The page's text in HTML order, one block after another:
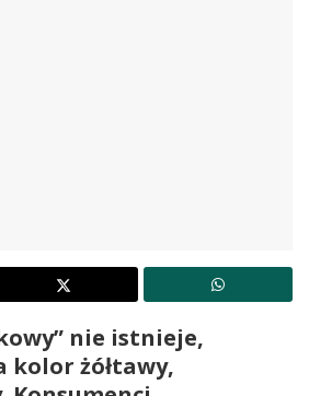
nie istnieje,
kolor żółtawy,